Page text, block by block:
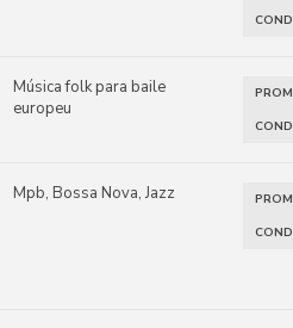
Música folk para baile
europeu
Mpb, Bossa Nova, Jazz